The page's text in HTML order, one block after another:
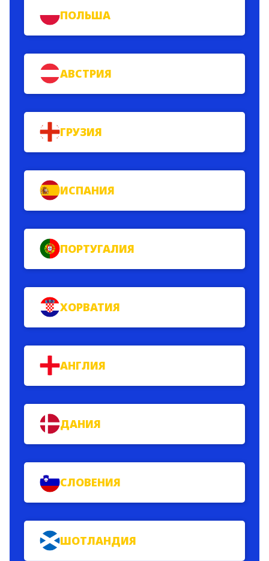
ПОЛЬША
АВСТРИЯ
ГРУЗИЯ
ИСПАНИЯ
ПОРТУГАЛИЯ
ХОРВАТИЯ
АНГЛИЯ
ДАНИЯ
СЛОВЕНИЯ
ШОТЛАНДИЯ